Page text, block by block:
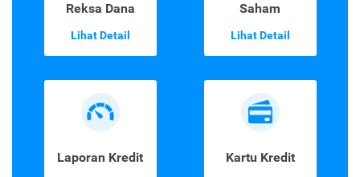
Reksa Dana
Lihat Detail
Saham
Lihat Detail
Laporan Kredit Kartu Kredit